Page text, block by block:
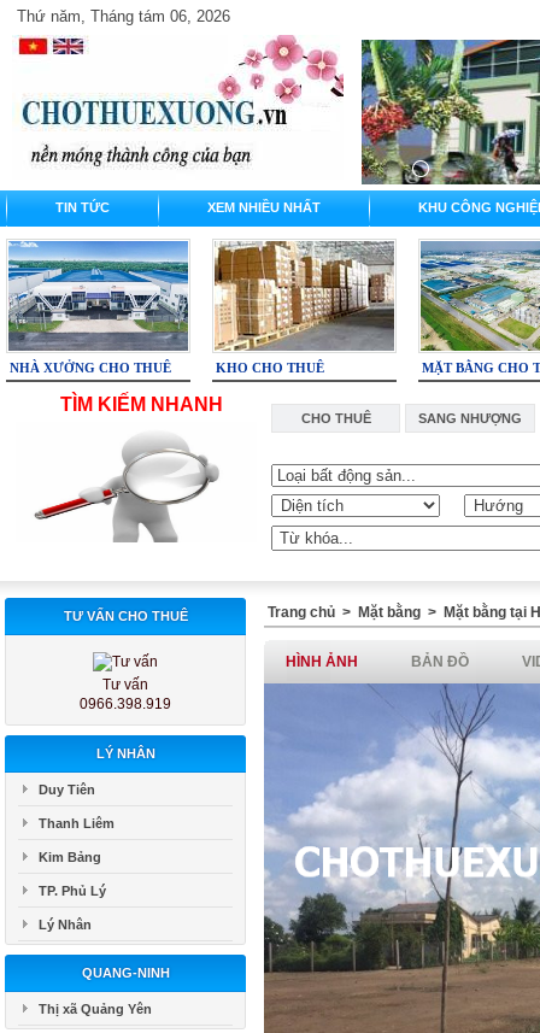
Thứ năm, Tháng tám 06, 2026
TIN TỨC XEM NHIỀU NHẤT KHU CÔNG
NHÀ XƯỞNG CHO THUÊ KHO CHO THUÊ MẶT BẰNG CHO
TÌM KIẾM NHANH
CHO THUÊ SANG NHƯỢNG
TƯ VẤN CHO THUÊ
Tư vấn
0966.398.919
LÝ NHÂN
Duy Tiên
Thanh Liêm
Kim Bảng
TP. Phủ Lý
Lý Nhân
QUANG-NINH
Thị xã Quảng Yên
Trang chủ > Mặt bằng > Mặt bằng tại
HÌNH ẢNH BẢN ĐỒ